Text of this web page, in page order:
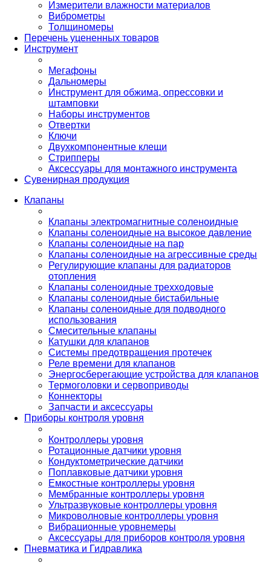
Измерители влажности материалов
Виброметры
Толщиномеры
Перечень уцененных товаров
Инструмент
Мегафоны
Дальномеры
Инструмент для обжима, опрессовки и
штамповки
Наборы инструментов
Отвертки
Ключи
Двухкомпонентные клещи
Стрипперы
Аксессуары для монтажного инструмента
Сувенирная продукция
Клапаны
Клапаны электромагнитные соленоидные
Клапаны соленоидные на высокое давление
Клапаны соленоидные на пар
Клапаны соленоидные на агрессивные среды
Регулирующие клапаны для радиаторов
отопления
Клапаны соленоидные трехходовые
Клапаны соленоидные бистабильные
Клапаны соленоидные для подводного
использования
Смесительные клапаны
Катушки для клапанов
Системы предотвращения протечек
Реле времени для клапанов
Энергосберегающие устройства для клапанов
Термоголовки и сервоприводы
Коннекторы
Запчасти и аксессуары
Приборы контроля уровня
Контроллеры уровня
Ротационные датчики уровня
Кондуктометрические датчики
Поплавковые датчики уровня
Емкостные контроллеры уровня
Мембранные контроллеры уровня
Ультразвуковые контроллеры уровня
Микроволновые контроллеры уровня
Вибрационные уровнемеры
Аксессуары для приборов контроля уровня
Пневматика и Гидравлика